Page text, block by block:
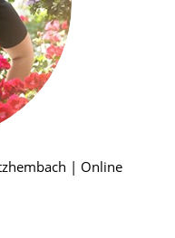
| Online